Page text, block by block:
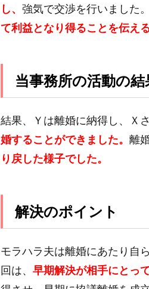
し、 強気で交渉を行いました
て利益となり得ることを伝え
当事務所の活動の結
結果、Ｙは離婚に納得し、Ｘ
婚することができました。 離
り戻した様子でした。
解決のポイント
モラハラ夫は離婚にあたり自
回は、 早期解決が相手にとっ